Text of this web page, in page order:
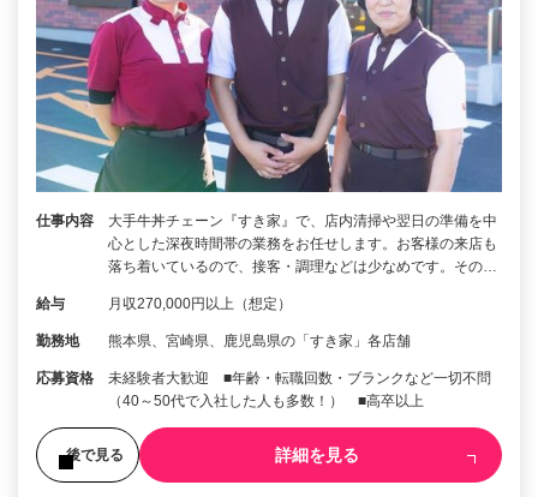
仕事内容
大手牛丼チェーン『すき家』で、店内清掃や翌日の準備を中
心とした深夜時間帯の業務をお任せします。お客様の来店も
落ち着いているので、接客・調理などは少なめです。その…
給与 月収270,000円以上（想定）
勤務地 熊本県、宮崎県、鹿児島県の「すき家」各店舗
応募資格
未経験者大歓迎 ■年齢・転職回数・ブランクなど一切不問
（40～50代で入社した人も多数！） ■高卒以上
後で見る 詳細を見る